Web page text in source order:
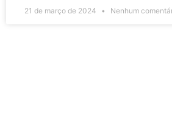
21 de março de 2024 Nenhum